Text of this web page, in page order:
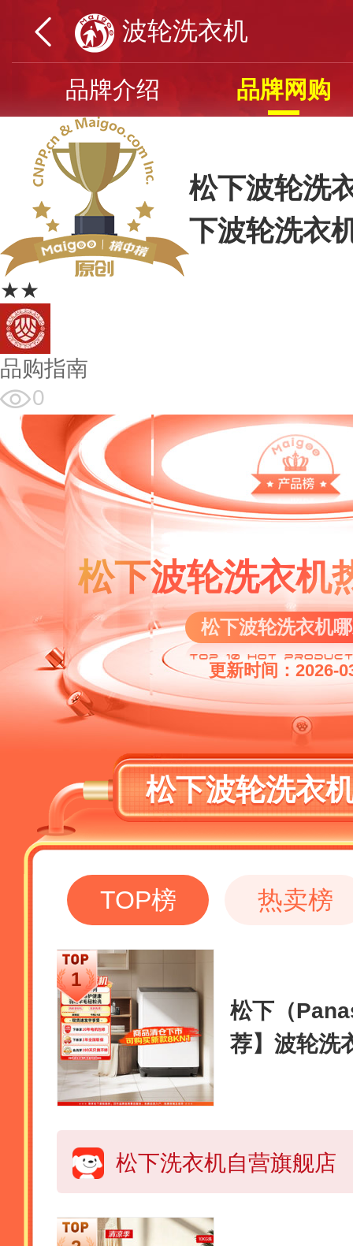
波轮洗衣机
品牌介绍 品牌网购
★★
松下波轮洗
下波轮洗衣
品购指南
0
松下波轮洗衣机
松下波轮洗衣机
更新时间：2026-
松下波轮洗衣
TOP榜 热卖榜
松下（
荐】波轮洗
松下洗衣机自营旗舰店